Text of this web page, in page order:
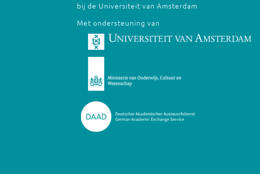
bij de Universiteit van Amsterdam
Met ondersteuning van